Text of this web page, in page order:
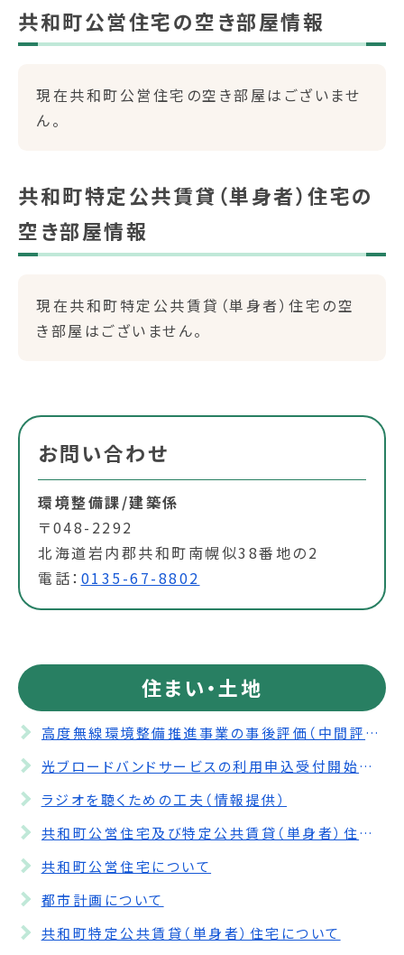
共和町公営住宅の空き部屋情報
現在共和町公営住宅の空き部屋はございませ
ん。
共和町特定公共賃貸（単身者）住宅の
空き部屋情報
現在共和町特定公共賃貸（単身者）住宅の空
き部屋はございません。
お問い合わせ
環境整備課/建築係
〒048-2292
北海道岩内郡共和町南幌似38番地の2
電話： 0135-67-8802
住まい・土地
高度無線環境整備推進事業の事後評価（中間評価）
光ブロードバンドサービスの利用申込受付開始について
ラジオを聴くための工夫（情報提供）
共和町公営住宅及び特定公共賃貸（単身者）住宅の空き部屋情報について
共和町公営住宅について
都市計画について
共和町特定公共賃貸（単身者）住宅について